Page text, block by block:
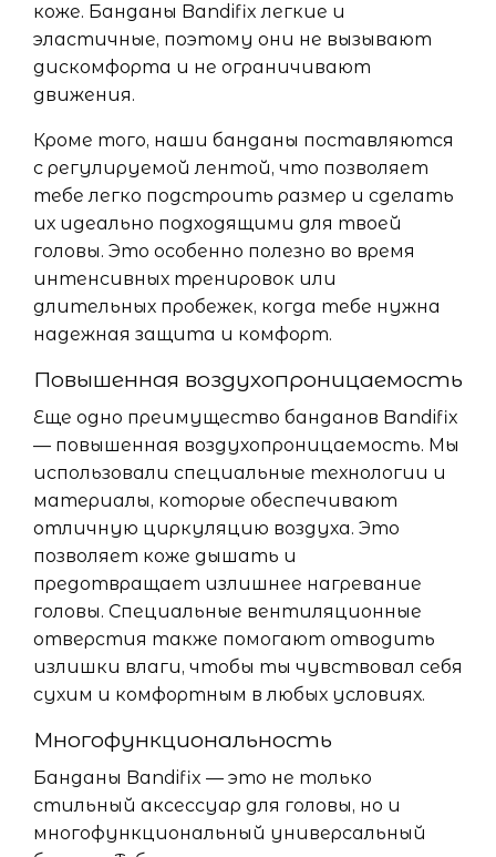
коже. Банданы Bandifix легкие и
эластичные, поэтому они не вызывают
дискомфорта и не ограничивают
движения.
Кроме того, наши банданы поставляются
с регулируемой лентой, что позволяет
тебе легко подстроить размер и сделать
их идеально подходящими для твоей
головы. Это особенно полезно во время
интенсивных тренировок или
длительных пробежек, когда тебе нужна
надежная защита и комфорт.
Повышенная воздухопроницаемость
Еще одно преимущество банданов Bandifix
— повышенная воздухопроницаемость. Мы
использовали специальные технологии и
материалы, которые обеспечивают
отличную циркуляцию воздуха. Это
позволяет коже дышать и
предотвращает излишнее нагревание
головы. Специальные вентиляционные
отверстия также помогают отводить
излишки влаги, чтобы ты чувствовал себя
сухим и комфортным в любых условиях.
Многофункциональность
Банданы Bandifix — это не только
стильный аксессуар для головы, но и
многофункциональный универсальный